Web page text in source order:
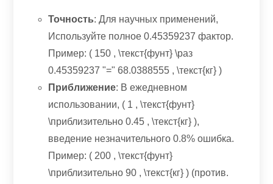
Точность: Для научных применений,
Используйте полное 0.45359237 фактор.
Пример: ( 150 , \текст{фунт} \раз
0.45359237 "=" 68.0388555 , \текст{кг} )
Приближение: В ежедневном
использовании, ( 1 , \текст{фунт}
\приблизительно 0.45 , \текст{кг} ),
введение незначительного 0.8% ошибка.
Пример: ( 200 , \текст{фунт}
\приблизительно 90 , \текст{кг} ) (против.